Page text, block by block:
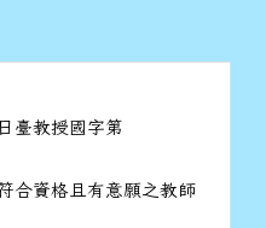
臺教授國字第
合資格且有意願之教師